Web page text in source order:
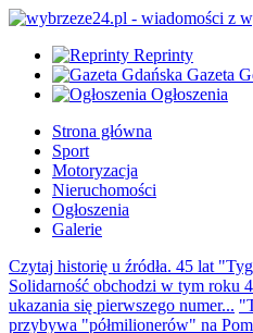
Reprinty
Gazeta
Ogłoszenia
Strona główna
Sport
Motoryzacja
Nieruchomości
Ogłoszenia
Galerie
Czytaj historię u źródła. 45 lat
Solidarność obchodzi w tym roku
ukazania się pierwszego numer...
przybywa "półmilionerów" na